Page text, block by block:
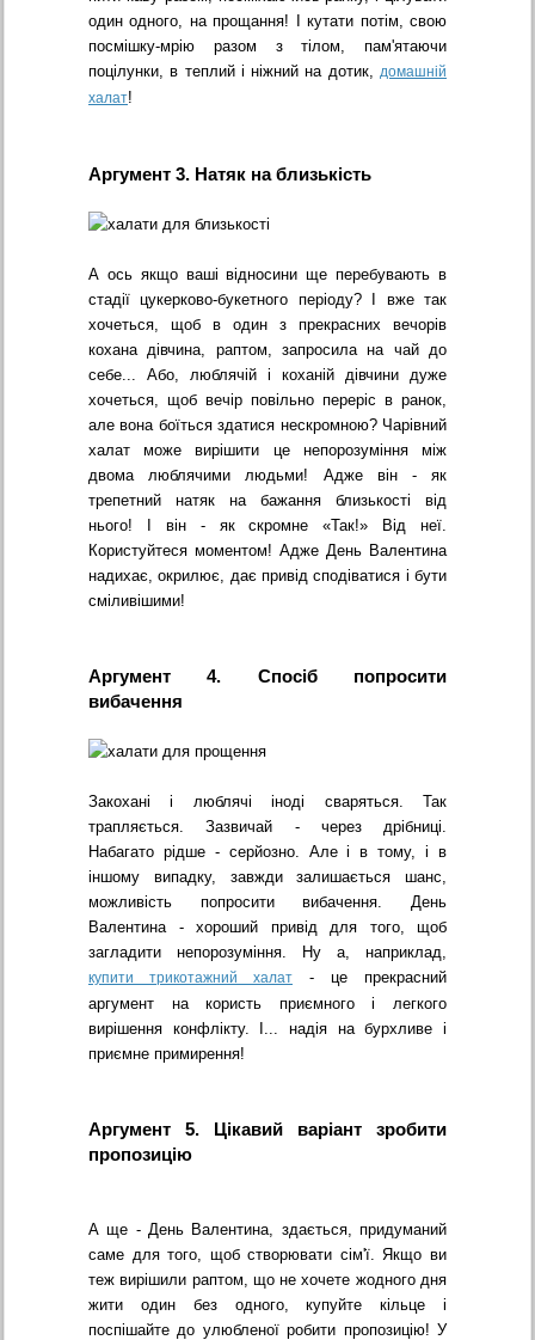
один одного, на прощання! І кутати потім, свою
посмішку-мрію разом з тілом, пам'ятаючи
поцілунки, в теплий і ніжний на дотик, домашній
халат!
Аргумент 3. Натяк на близькість
А ось якщо ваші відносини ще перебувають в
стадії цукерково-букетного періоду? І вже так
хочеться, щоб в один з прекрасних вечорів
кохана дівчина, раптом, запросила на чай до
себе... Або, люблячій і коханій дівчини дуже
хочеться, щоб вечір повільно переріс в ранок,
але вона боїться здатися нескромною? Чарівний
халат може вирішити це непорозуміння між
двома люблячими людьми! Адже він - як
трепетний натяк на бажання близькості від
нього! І він - як скромне «Так!» Від неї.
Користуйтеся моментом! Адже День Валентина
надихає, окрилює, дає привід сподіватися і бути
сміливішими!
Аргумент 4. Спосіб попросити
вибачення
Закохані і люблячі іноді сваряться. Так
трапляється. Зазвичай - через дрібниці.
Набагато рідше - серйозно. Але і в тому, і в
іншому випадку, завжди залишається шанс,
можливість попросити вибачення. День
Валентина - хороший привід для того, щоб
загладити непорозуміння. Ну а, наприклад,
купити трикотажний халат - це прекрасний
аргумент на користь приємного і легкого
вирішення конфлікту. І... надія на бурхливе і
приємне примирення!
Аргумент 5. Цікавий варіант зробити
пропозицію
А ще - День Валентина, здається, придуманий
саме для того, щоб створювати сім'ї. Якщо ви
теж вирішили раптом, що не хочете жодного дня
жити один без одного, купуйте кільце і
поспішайте до улюбленої робити пропозицію! У